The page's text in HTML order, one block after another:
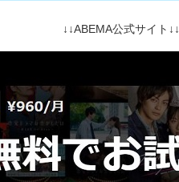
↓↓ABEMA公式サイト↓↓